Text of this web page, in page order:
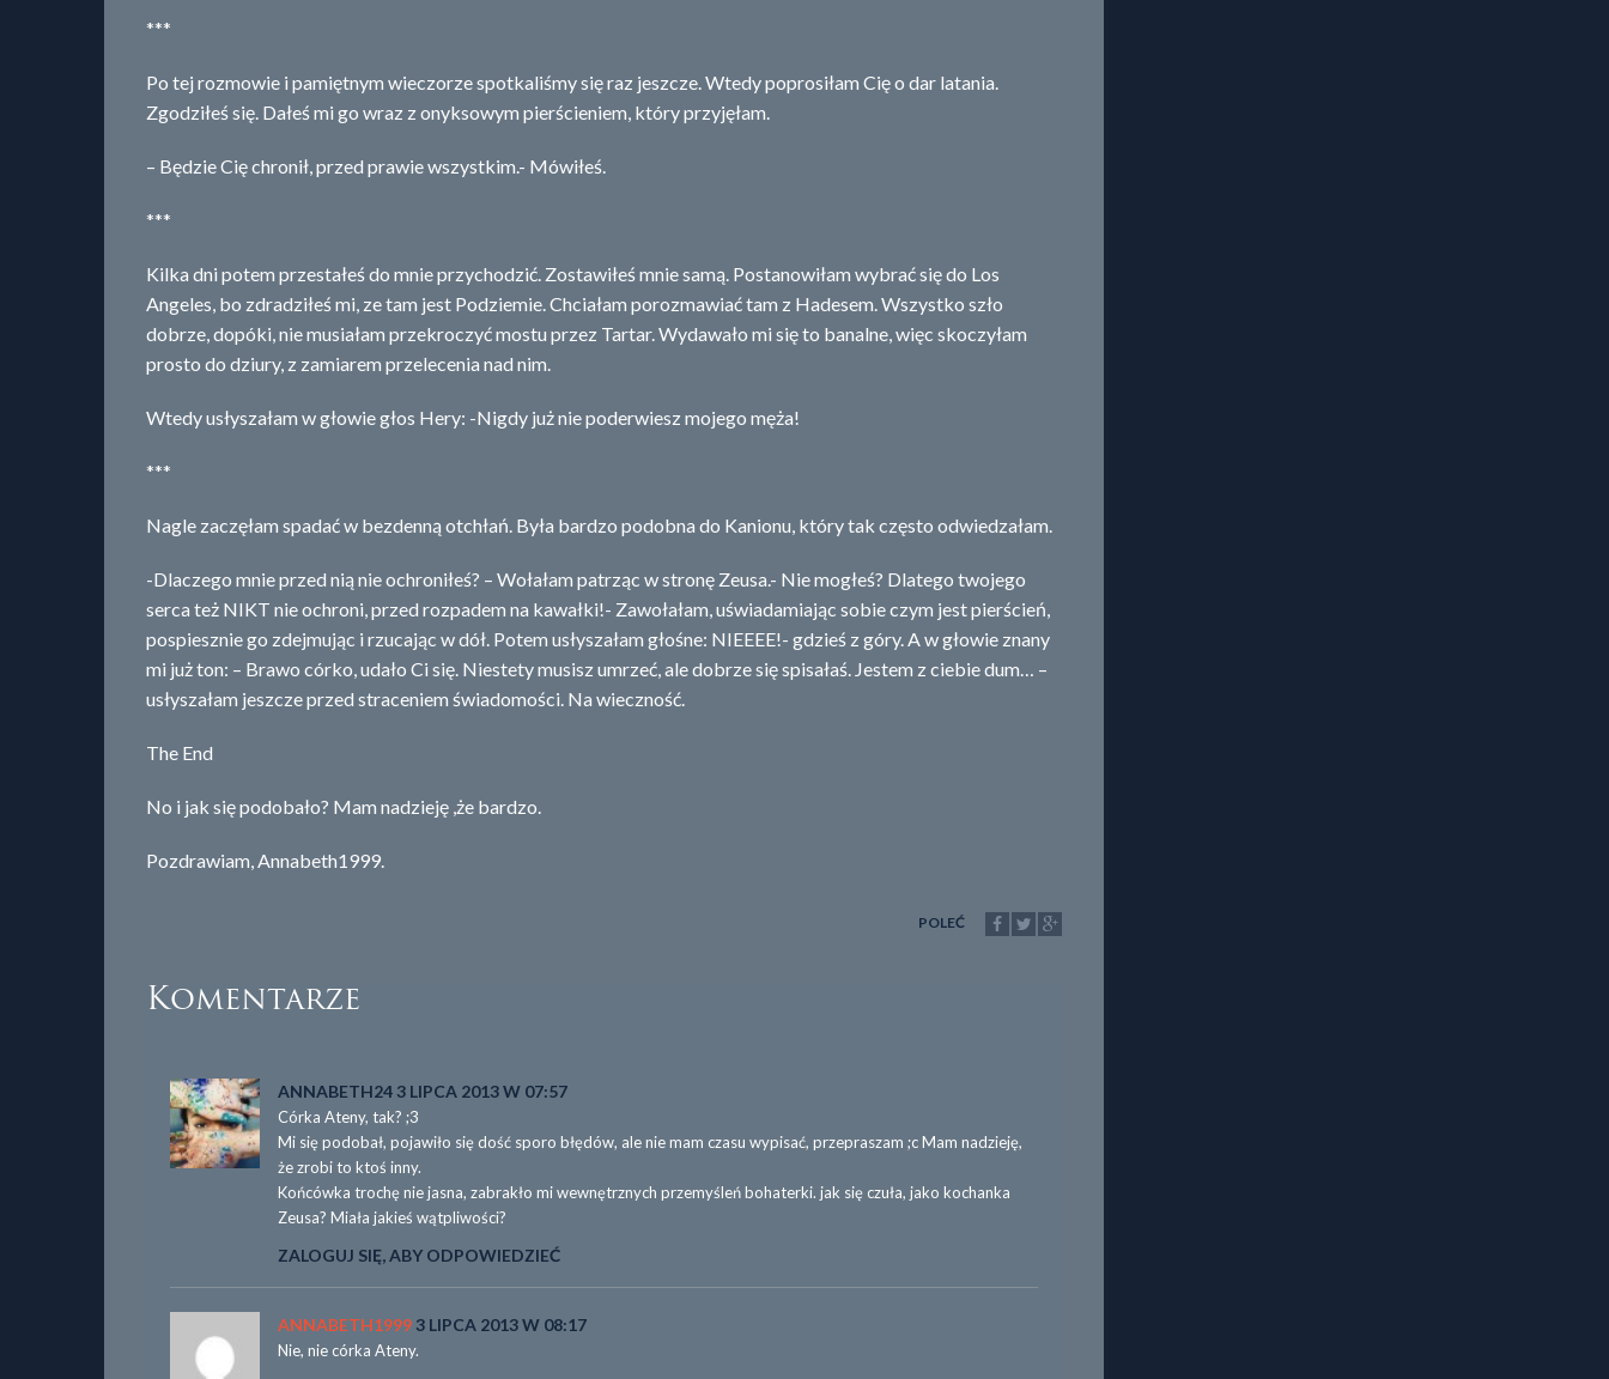
***
Po tej rozmowie i pamiętnym wieczorze spotkaliśmy się raz jeszcze. Wtedy poprosiłam Cię o dar latania.
Zgodziłeś się. Dałeś mi go wraz z onyksowym pierścieniem, który przyjęłam.
– Będzie Cię chronił, przed prawie wszystkim.- Mówiłeś.
***
Kilka dni potem przestałeś do mnie przychodzić. Zostawiłeś mnie samą. Postanowiłam wybrać się do Los
Angeles, bo zdradziłeś mi, ze tam jest Podziemie. Chciałam porozmawiać tam z Hadesem. Wszystko szło
dobrze, dopóki, nie musiałam przekroczyć mostu przez Tartar. Wydawało mi się to banalne, więc skoczyłam
prosto do dziury, z zamiarem przelecenia nad nim.
Wtedy usłyszałam w głowie głos Hery: -Nigdy już nie poderwiesz mojego męża!
***
Nagle zaczęłam spadać w bezdenną otchłań. Była bardzo podobna do Kanionu, który tak często odwiedzałam.
-Dlaczego mnie przed nią nie ochroniłeś? – Wołałam patrząc w stronę Zeusa.- Nie mogłeś? Dlatego twojego
serca też NIKT nie ochroni, przed rozpadem na kawałki!- Zawołałam, uświadamiając sobie czym jest pierścień,
pospiesznie go zdejmując i rzucając w dół. Potem usłyszałam głośne: NIEEEE!- gdzieś z góry. A w głowie znany
mi już ton: – Brawo córko, udało Ci się. Niestety musisz umrzeć, ale dobrze się spisałaś. Jestem z ciebie dum… –
usłyszałam jeszcze przed straceniem świadomości. Na wieczność.
The End
No i jak się podobało? Mam nadzieję ,że bardzo.
Pozdrawiam, Annabeth1999.
POLEĆ
Komentarze
ANNABETH24 3 LIPCA 2013 W 07:57
Córka Ateny, tak? ;3
Mi się podobał, pojawiło się dość sporo błędów, ale nie mam czasu wypisać, przepraszam ;c Mam nadzieję,
że zrobi to ktoś inny.
Końcówka trochę nie jasna, zabrakło mi wewnętrznych przemyśleń bohaterki. jak się czuła, jako kochanka
Zeusa? Miała jakieś wątpliwości?
ZALOGUJ SIĘ, ABY ODPOWIEDZIEĆ
ANNABETH1999 3 LIPCA 2013 W 08:17
Nie, nie córka Ateny.